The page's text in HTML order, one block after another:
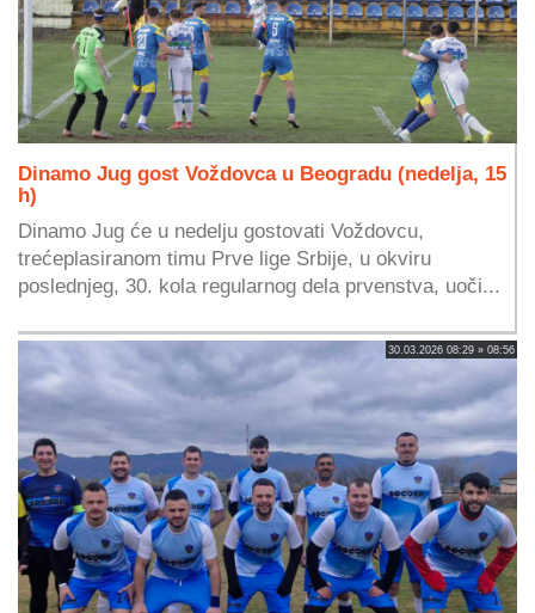
Dinamo Jug gost Voždovca u Beogradu (nedelja, 15
h)
Dinamo Jug će u nedelju gostovati Voždovcu,
trećeplasiranom timu Prve lige Srbije, u okviru
poslednjeg, 30. kola regularnog dela prvenstva, uoči...
30.03.2026 08:29 » 08:56